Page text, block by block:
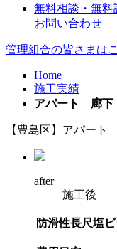
無料相談・無料
お問い合わせ
管理組合の皆さまは
Home
施工実績
アパート 廊下
【豊島区】アパー
after
施工後
防滑性長尺塩